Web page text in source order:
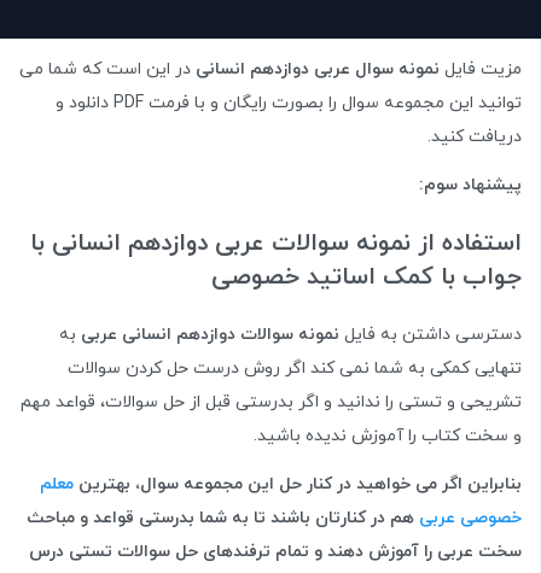
مزیت فایل نمونه سوال عربی دوازدهم انسانی در این است که شما می
توانید این مجموعه سوال را بصورت رایگان و با فرمت PDF دانلود و
دریافت کنید.
پیشنهاد سوم:
استفاده از نمونه سوالات عربی دوازدهم انسانی با
جواب با کمک اساتید خصوصی
دسترسی داشتن به فایل نمونه سوالات دوازدهم انسانی عربی به
تنهایی کمکی به شما نمی کند اگر روش درست حل کردن سوالات
تشریحی و تستی را ندانید و اگر بدرستی قبل از حل سوالات، قواعد مهم
و سخت کتاب را آموزش ندیده باشید.
بنابراین اگر می خواهید در کنار حل این مجموعه سوال، بهترین معلم
خصوصی عربی هم در کنارتان باشند تا به شما بدرستی قواعد و مباحث
سخت عربی را آموزش دهند و تمام ترفندهای حل سوالات تستی درس